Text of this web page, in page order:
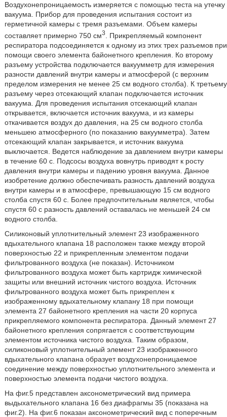
Воздухонепроницаемость измеряется с помощью теста на утечку
вакуума. Прибор для проведения испытания состоит из
герметичной камеры с тремя разъемами. Объем камеры
составляет примерно 750 см3
. Прикрепляемый компонент
респиратора подсоединяется к одному из этих трех разъемов при
помощи своего элемента байонетного крепления. Ко второму
разъему устройства подключается вакуумметр для измерения
разности давлений внутри камеры и атмосферой (с верхним
пределом измерения не менее 25 см водного столба). К третьему
разъему через отсекающий клапан подключается источник
вакуума. Для проведения испытания отсекающий клапан
открывается, включается источник вакуума, и из камеры
откачивается воздух до давления, на 25 см водного столба
меньшею атмосферного (по показанию вакуумметра). Затем
отсекающий клапан закрывается, и источник вакуума
выключается. Ведется наблюдение за давлением внутри камеры
в течение 60 с. Подсосы воздуха вовнутрь приводят к росту
давления внутри камеры и падению уровня вакуума. Данное
изобретение должно обеспечивать разность давлений воздуха
внутри камеры и в атмосфере, превышающую 15 см водного
столба спустя 60 с. Более предпочтительным является, чтобы
спустя 60 с разность давлений оставалась не меньшей 24 см
водного столба.
Силиконовый уплотнительный элемент 23 изображенного
вдыхательного клапана 18 расположен также между второй
поверхностью 22 и прикрепленным элементом подачи
фильтрованного воздуха (не показан). Источником
фильтрованного воздуха может быть картридж химической
защиты или внешний источник чистого воздуха. Источник
фильтрованного воздуха может быть прикреплен к
изображенному вдыхательному клапану 18 при помощи
элемента 27 байонетного крепления на части 20 корпуса
прикрепляемого компонента респиратора. Данный элемент 27
байонетного крепления сопрягается с соответствующим
элементом источника чистого воздуха. Таким образом,
силиконовый уплотнительный элемент 23 изображенного
вдыхательного клапана образует воздухонепроницаемое
соединение между поверхностью уплотнительного элемента и
поверхностью элемента подачи чистого воздуха.
На фиг.5 представлен аксонометрический вид примера
выдыхательного клапана 16 без диафрагмы 35 (показана на
фиг.2). На фиг.6 показан аксонометрический вид с поперечным